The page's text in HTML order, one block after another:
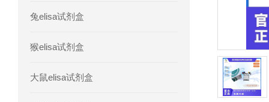
人髓系细胞触发受体-1(TREM-1)elisa
兔elisa试剂盒
猴elisa试剂盒
大鼠elisa试剂盒